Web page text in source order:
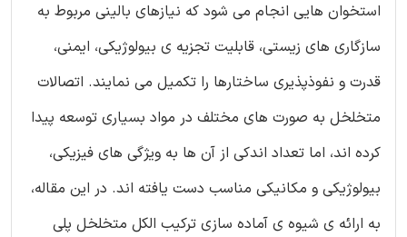
استخوان هایی انجام می شود که نیازهای بالینی مربوط به
سازگاری های زیستی، قابلیت تجزیه ی بیولوژیکی، ایمنی،
قدرت و نفوذپذیری ساختارها را تکمیل می نمایند. اتصالات
متخلخل به صورت های مختلف در مواد بسیاری توسعه پیدا
کرده اند، اما تعداد اندکی از آن ها به ویژگی های فیزیکی،
بیولوژیکی و مکانیکی مناسب دست یافته اند. در این مقاله،
به ارائه ی شیوه ی آماده سازی ترکیب الکل متخلخل پلی